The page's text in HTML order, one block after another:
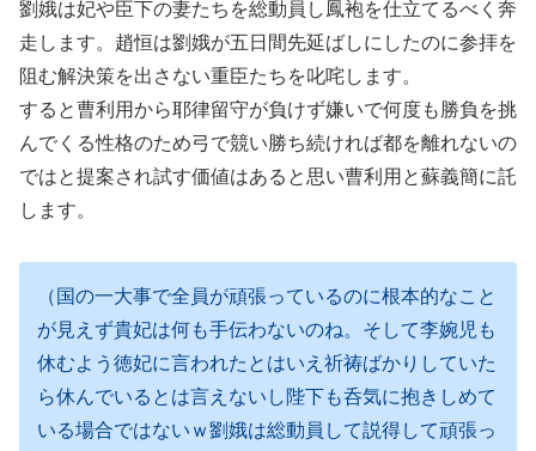
劉娥は妃や臣下の妻たちを総動員し鳳袍を仕立てるべく奔
走します。趙恒は劉娥が五日間先延ばしにしたのに参拝を
阻む解決策を出さない重臣たちを叱咤します。
すると曹利用から耶律留守が負けず嫌いで何度も勝負を挑
んでくる性格のため弓で競い勝ち続ければ都を離れないの
ではと提案され試す価値はあると思い曹利用と蘇義簡に託
します。
（国の一大事で全員が頑張っているのに根本的なこと
が見えず貴妃は何も手伝わないのね。そして李婉児も
休むよう徳妃に言われたとはいえ祈祷ばかりしていた
ら休んでいるとは言えないし陛下も呑気に抱きしめて
いる場合ではないｗ劉娥は総動員して説得して頑張っ